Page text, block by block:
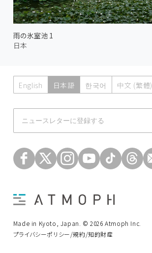
雨の氷室池 1
日本
English 日本語 한국어 中文 (繁體)
Atmoph News
Made in Kyoto, Japan. © 2026 Atmoph Inc.
プライバシーポリシー/規約/知的財産